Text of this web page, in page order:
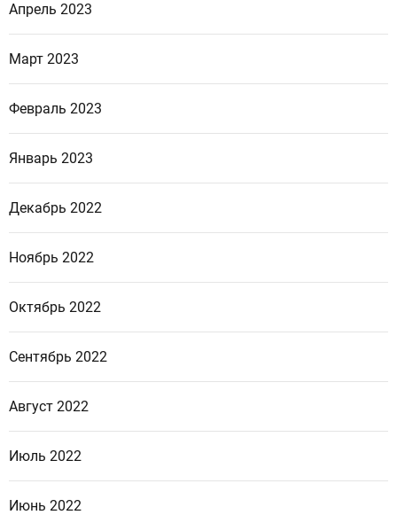
Апрель 2023
Март 2023
Февраль 2023
Январь 2023
Декабрь 2022
Ноябрь 2022
Октябрь 2022
Сентябрь 2022
Август 2022
Июль 2022
Июнь 2022